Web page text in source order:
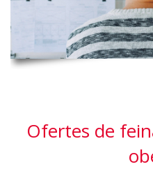
Ofertes de